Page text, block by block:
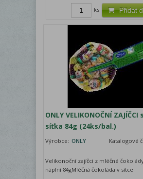
Přidat
ks
ONLY VELIKONOČNÍ
síťka 84g (24ks/bal.)
Výrobce: ONLY Katalogové
Velikonoční zajíčci z mléčné
náplní 84gMléčná čokoláda v sítce.